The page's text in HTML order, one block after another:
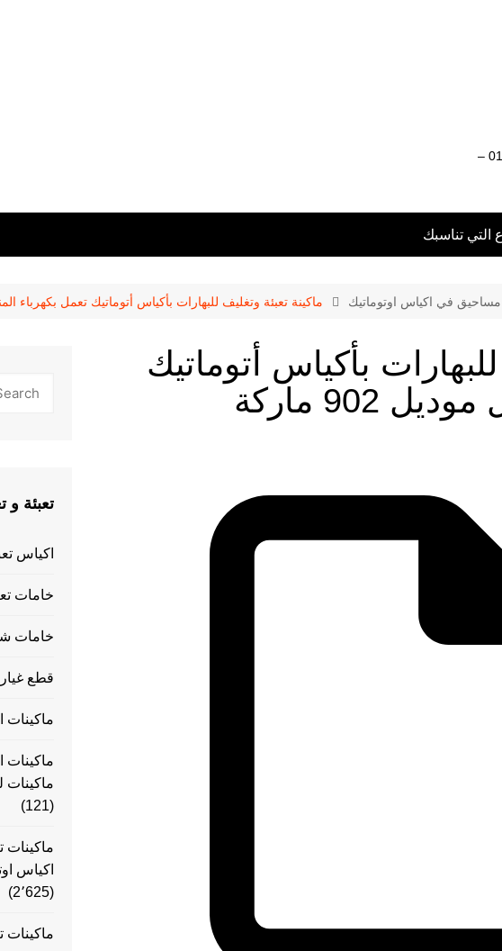
ماكينات تعبئة وتغليف 01211116954 – 01211116956 –
التي تناسبك
مساحيق في اكياس اوتوماتيك ماكينة تعبئة وتغليف للبهارات بأكياس أتوماتيك تعمل بكهرباء المنزل موديل 902
بأكياس أتوماتيك
تعمل بكهرباء المنزل موديل 902 ماركة
تعبئة و
اكياس
خامات
خامات
قطع غيار
ماكينات
ماكينات
(121)
ماكينات
اكياس
(2٬625)
ماكينات